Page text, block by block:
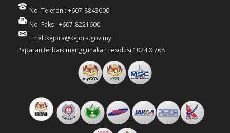
No. Telefon : +607-8843000
No. Faks : +607-8221600
Emel :kejora@kejora.gov.my
Paparan terbaik menggunakan resolusi 1024 X 768